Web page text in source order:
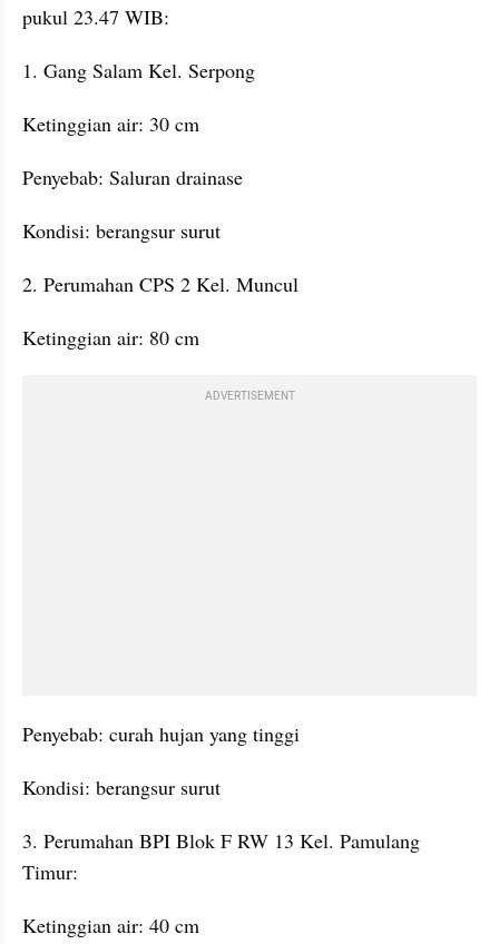
pukul 23.47 WIB:
1. Gang Salam Kel. Serpong
Ketinggian air: 30 cm
Penyebab: Saluran drainase
Kondisi: berangsur surut
2. Perumahan CPS 2 Kel. Muncul
Ketinggian air: 80 cm
ADVERTISEMENT
Penyebab: curah hujan yang tinggi
Kondisi: berangsur surut
3. Perumahan BPI Blok F RW 13 Kel. Pamulang
Timur:
Ketinggian air: 40 cm